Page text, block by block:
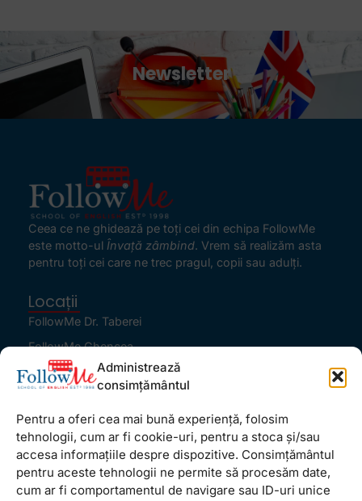
Administrează
consimțământul
Pentru a oferi cea mai bună experiență, folosim
tehnologii, cum ar fi cookie-uri, pentru a stoca și/sau
accesa informațiile despre dispozitive. Consimțământul
pentru aceste tehnologii ne permite să procesăm date,
cum ar fi comportamentul de navigare sau ID-uri unice
Newsletter
Ceea ce ne ghidează pe toţi cei din echipa FollowMe
este motto-ul Învaţă zâmbind. Vrem să realizăm asta
pentru toţi cei care ne trec pragul, copii sau adulţi.
Locații
FollowMe Dr. Taberei
FollowMe Ghencea
FollowMe Titan
Informații Utile
Regulament FollowMe
Structură an școlar
Contact